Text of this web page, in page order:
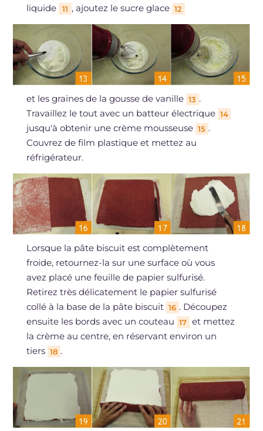
liquide
11 , ajoutez le sucre glace 12
et les graines de la gousse de vanille 13 .
Travaillez le tout avec un batteur électrique 14
jusqu'à obtenir une crème mousseuse 15 .
Couvrez de film plastique et mettez au
réfrigérateur.
Lorsque la pâte biscuit est complètement
froide, retournez-la sur une surface où vous
avez placé une feuille de papier sulfurisé.
Retirez très délicatement le papier sulfurisé
collé à la base de la pâte biscuit 16 . Découpez
ensuite les bords avec un couteau 17 et mettez
la crème au centre, en réservant environ un
tiers 18 .